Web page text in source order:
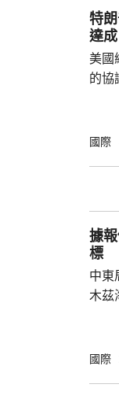
境費
結。 業界人士指，另一個複雜因素是，英國保
險機
特
達成
美國
的協
在白
前有
思，
國際
據
標
中東
木茲
稍後
國際